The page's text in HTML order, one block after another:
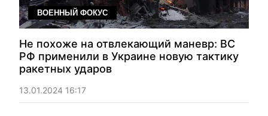
ВОЕННЫЙ ФОКУС
Не похоже на отвлекающий маневр: ВС
РФ применили в Украине новую тактику
ракетных ударов
13.01.2024 16:17